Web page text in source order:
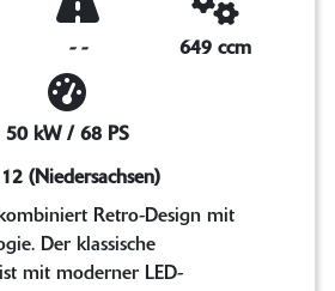
- - 649 ccm
50 kW / 68 PS
(Niedersachsen)
Retro-Design mit
Der klassische
mit moderner LED-